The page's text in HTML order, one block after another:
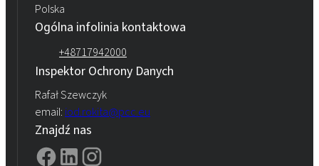
Polska
Ogólna infolinia kontaktowa
+48717942000
Inspektor Ochrony Danych
Rafał Szewczyk
email: iod.rokita@pcc.eu
Znajdź nas